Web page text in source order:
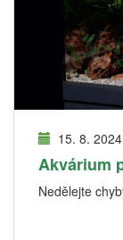
15. 8. 2024
Akvárium
Nedělejte